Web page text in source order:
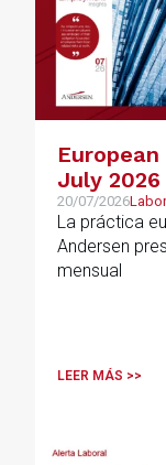
July 2026
20/07/2026
La práctica
Andersen
mensual
LEER MÁS >>